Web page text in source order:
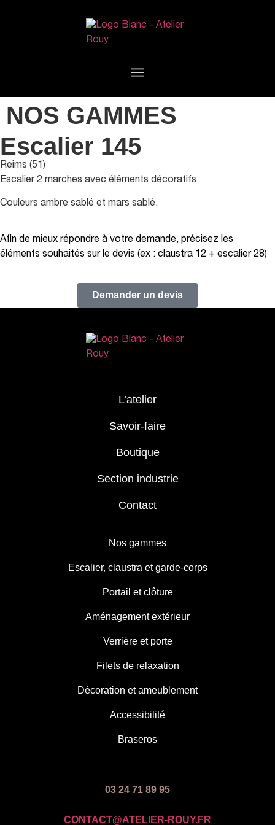
NOS GAMMES
Escalier 145
Reims (51)
Escalier 2 marches avec éléments décoratifs.
Couleurs ambre sablé et mars sablé.
Afin de mieux répondre à votre demande, précisez les
éléments souhaités sur le devis (ex : claustra 12 + escalier 28)
Demander un devis
L’atelier
Savoir-faire
Boutique
Section industrie
Contact
Nos gammes
Escalier, claustra et garde-corps
Portail et clôture
Aménagement extérieur
Verrière et porte
Filets de relaxation
Décoration et ameublement
Accessibilité
Braseros
03 24 71 89 95
CONTACT@ATELIER-ROUY.FR